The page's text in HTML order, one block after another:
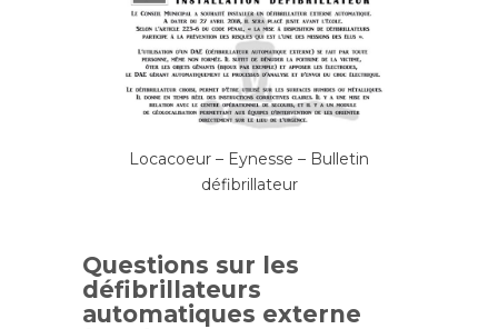
Locacoeur – Eynesse – Bulletin
défibrillateur
Questions sur les
défibrillateurs
automatiques externe